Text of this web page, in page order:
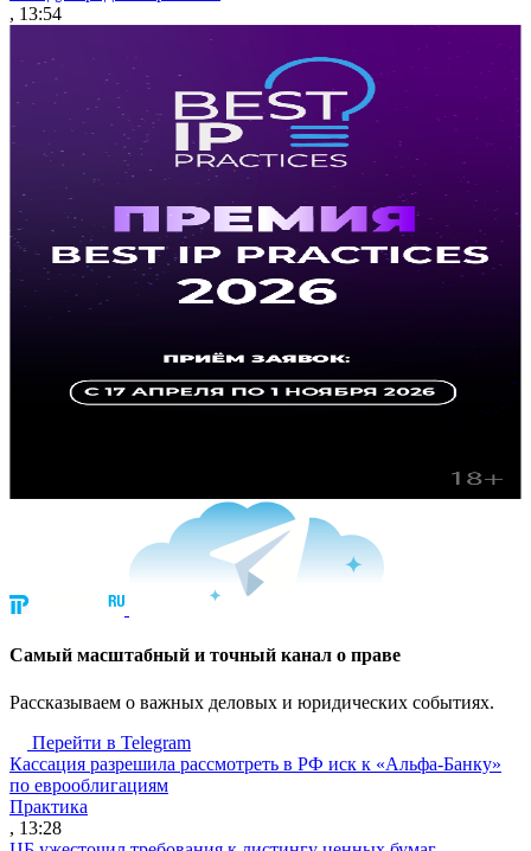
, 13:54
Cамый масштабный и точный канал о праве
Рассказываем о важных деловых и юридических событиях.
Перейти в Telegram
Кассация разрешила рассмотреть в РФ иск к «Альфа-Банку»
по еврооблигациям
Практика
, 13:28